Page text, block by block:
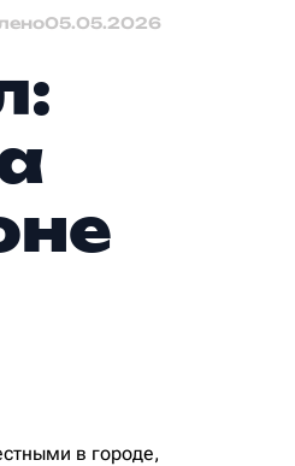
05.05.2026
в городе,